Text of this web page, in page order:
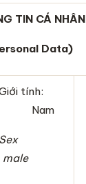
TIN CÁ NHÂN
Data)
tính:
Nam
Sex
male